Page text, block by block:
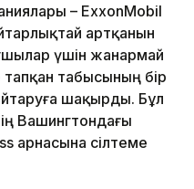
– ExxonMobil
артқанын
үшін жанармай
табысының бір
шақырды. Бұл
Вашингтондағы
арнасына сілтеме